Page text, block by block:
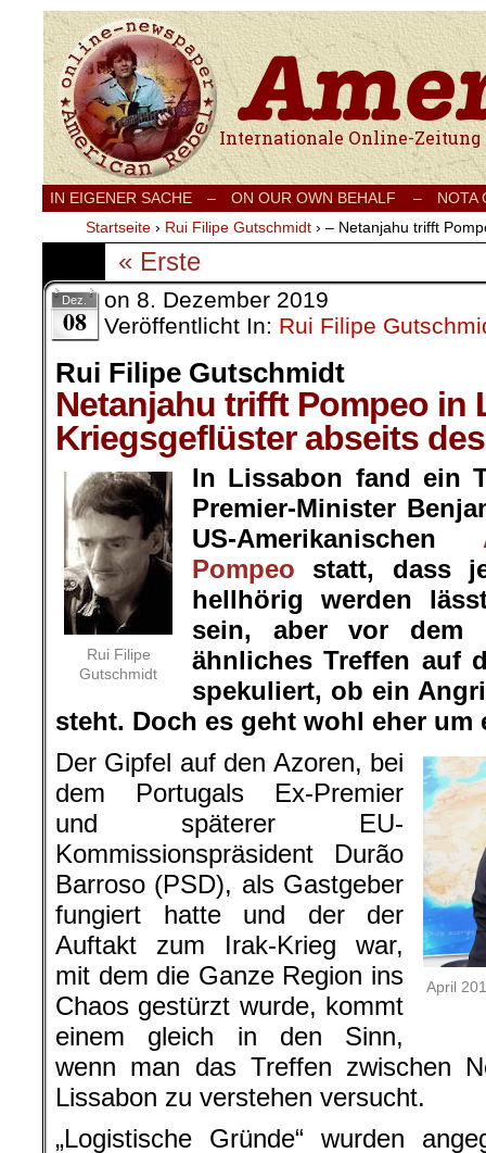
Internationale Onlinezeitung für Frieden,
IN EIGENER SACHE – ON OUR OWN BEHALF –
NOTA
Startseite › Rui Filipe Gutschmidt › – Netanjahu trifft
« Erste
Dez.
08
on 8. Dezember 2019
Veröffentlicht In: Rui Filipe
Rui Filipe Gutschmidt
Netanjahu trifft Pompeo in
Kriegsgeflüster abseits
Rui Filipe
Gutschmidt
In Lissabon fand ein
Premier-Minister
US-Amerikanischen
Pompeo statt, dass
hellhörig werden
sein, aber vor dem
ähnliches Treffen auf
spekuliert, ob ein
steht. Doch es geht wohl eher um
April
Der Gipfel auf den Azoren, bei
dem Portugals Ex-Premier
und späterer EU-
Kommissionspräsident Durão
Barroso (PSD), als Gastgeber
fungiert hatte und der der
Auftakt zum Irak-Krieg war,
mit dem die Ganze Region ins
Chaos gestürzt wurde, kommt
einem gleich in den Sinn,
wenn man das Treffen zwischen
Lissabon zu verstehen versucht.
„Logistische Gründe“ wurden